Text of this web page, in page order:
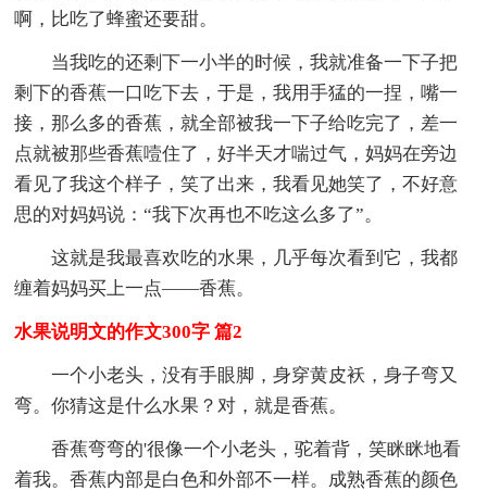
啊，比吃了蜂蜜还要甜。
当我吃的还剩下一小半的时候，我就准备一下子把
剩下的香蕉一口吃下去，于是，我用手猛的一捏，嘴一
接，那么多的香蕉，就全部被我一下子给吃完了，差一
点就被那些香蕉噎住了，好半天才喘过气，妈妈在旁边
看见了我这个样子，笑了出来，我看见她笑了，不好意
思的对妈妈说：“我下次再也不吃这么多了”。
这就是我最喜欢吃的水果，几乎每次看到它，我都
缠着妈妈买上一点——香蕉。
水果说明文的作文300字 篇2
一个小老头，没有手眼脚，身穿黄皮袄，身子弯又
弯。你猜这是什么水果？对，就是香蕉。
香蕉弯弯的'很像一个小老头，驼着背，笑眯眯地看
着我。香蕉内部是白色和外部不一样。成熟香蕉的颜色